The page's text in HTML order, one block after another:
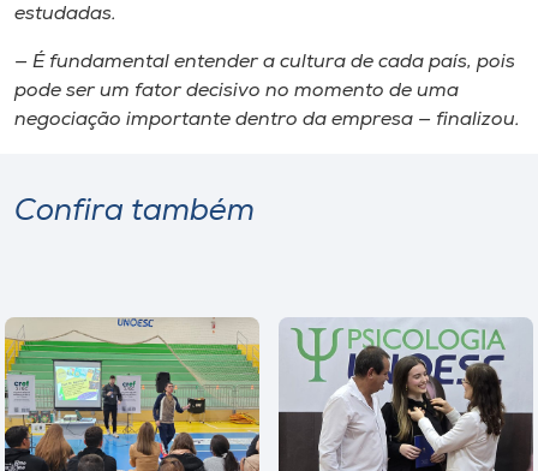
estudadas.
— É fundamental entender a cultura de cada país, pois
pode ser um fator decisivo no momento de uma
negociação importante dentro da empresa — finalizou.
Confira também